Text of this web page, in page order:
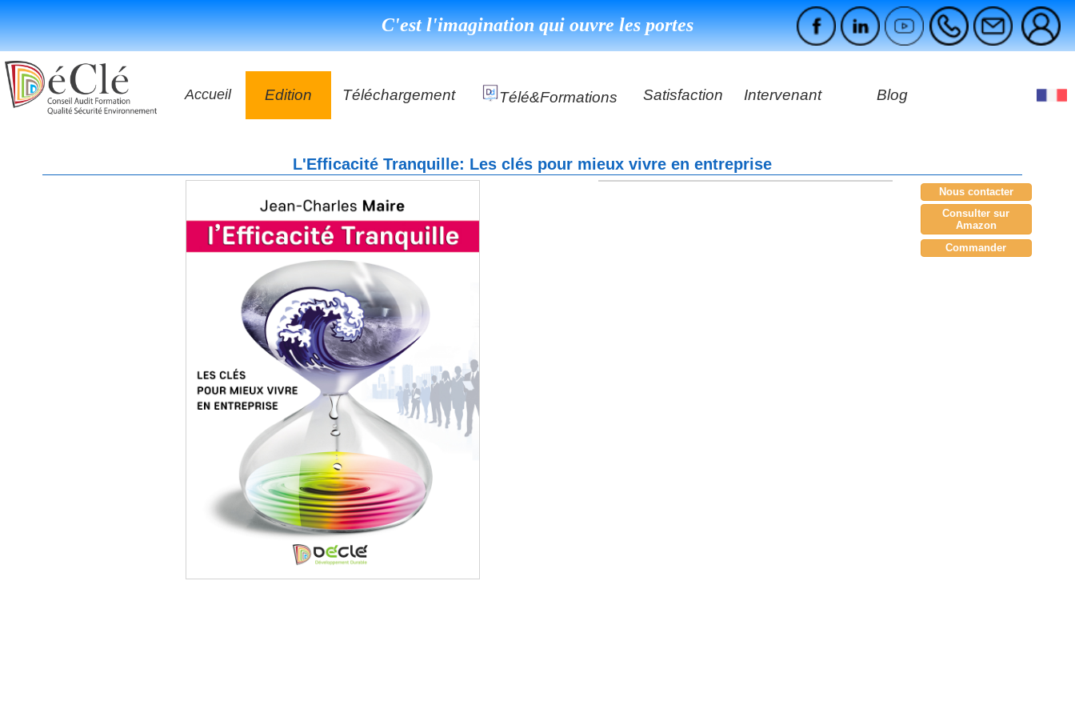
C'est l'imagination qui ouvre les portes
Accueil Edition
Les applications
DéClé Excellence Opérationnel Formation
DéClé Excellence Opérationnel Audit
DHP
Les livres
Téléchargement Télé&formations Satisfaction
Témoignages
Intervenant Blog
L'Efficacité Tranquille: Les clés pour mieux vivre en entreprise
Nous contacter
Consulter sur
Amazon
Commander